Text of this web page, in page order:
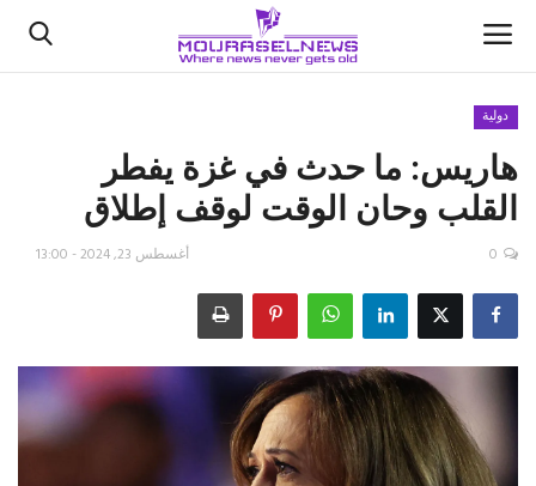
الأخبار
كتّابنا
اقتصاد
علوم وتكنولوجيا
رياضة
دولية
هاريس: ما حدث في غزة يفطر
القلب وحان الوقت لوقف إطلاق
أغسطس 23, 2024 - 13:00 0